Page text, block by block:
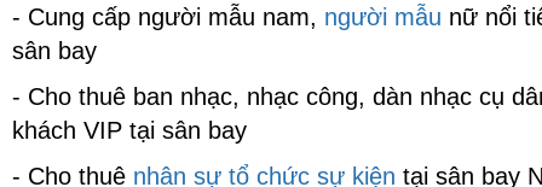
- Cung cấp người mẫu nam, người mẫu nữ nổi
sân bay
- Cho thuê ban nhạc, nhạc công, dàn nhạc cụ
khách VIP tại sân bay
- Cho thuê nhân sự tổ chức sự kiện tại sân bay